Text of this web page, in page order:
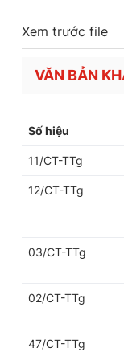
Xem trước file
VĂN BẢN
Số hiệu
11/CT-TTg
12/CT-TTg
03/CT-TTg
02/CT-TTg
47/CT-TTg